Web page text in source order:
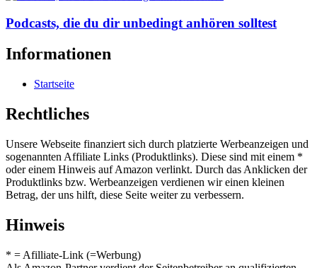
Podcasts, die du dir unbedingt anhören solltest
Informationen
Startseite
Rechtliches
Unsere Webseite finanziert sich durch platzierte Werbeanzeigen und
sogenannten Affiliate Links (Produktlinks). Diese sind mit einem *
oder einem Hinweis auf Amazon verlinkt. Durch das Anklicken der
Produktlinks bzw. Werbeanzeigen verdienen wir einen kleinen
Betrag, der uns hilft, diese Seite weiter zu verbessern.
Hinweis
* = Afilliate-Link (=Werbung)